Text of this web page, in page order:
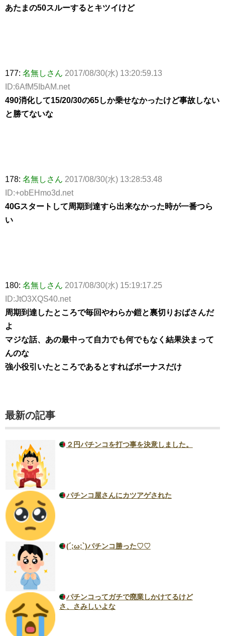
あたまの50スルーするとキツイけど
177: 名無しさん 2017/08/30(水) 13:20:59.13
ID:6AfM5IbAM.net
490消化して15/20/30の65しか乗せなかったけど事故しない
と勝てないな
178: 名無しさん 2017/08/30(水) 13:28:53.48
ID:+obEHmo3d.net
40Gスタートして周期到達すら出来なかった時が一番つら
い
180: 名無しさん 2017/08/30(水) 15:19:17.25
ID:JtO3XQS40.net
周期到達したところで毎回やわらか鎧と裏切りおばさんだ
よ
マジな話、あの最中って自力でも何でもなく結果決まって
んのな
強小役引いたところであるとすればボーナスだけ
最新の記事
２円パチンコを打つ事を決意しました。
パチンコ屋さんにカツアゲされた
(´;ω;`)パチンコ勝った♡♡
パチンコってガチで廃業しかけてるけど
さ、さみしいよな